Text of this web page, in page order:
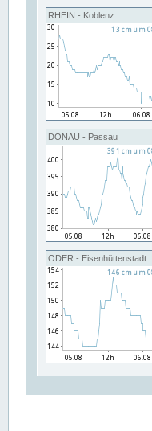
RHEIN - Koblenz
DONAU - Passau
ODER - Eisenhüttenstadt